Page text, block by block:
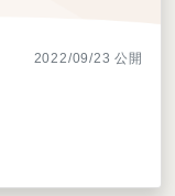
2022/09/23 公開